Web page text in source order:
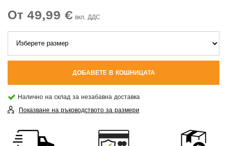
От 49,99 € вкл. ДДС
ДОБАВЕТЕ В КОШНИЦАТА
Налично на склад за незабавна доставка
Показване на ръководството за размери